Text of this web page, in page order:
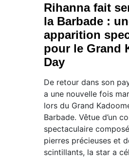
Rihanna fait
la Barbade :
apparition
pour le Grand
Day
De retour dans son
a une nouvelle fois
lors du Grand
Barbade. Vêtue d’un
spectaculaire
pierres précieuses et
scintillants, la star a